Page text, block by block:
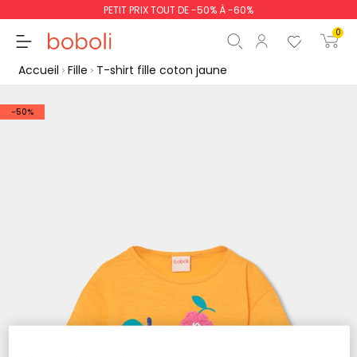
PETIT PRIX TOUT DE -50% À -60%
0
Accueil Fille T-shirt fille coton jaune
-50%